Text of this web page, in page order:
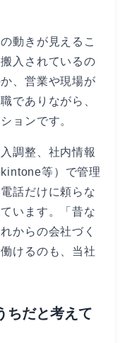
動きが見えるこ
入されているの
、営業や現場が
でありながら、
ョンです。
調整、社内情報
等）で管理
話だけに頼らな
います。「昔な
からの会社づく
けるのも、当社
ちだと考えて